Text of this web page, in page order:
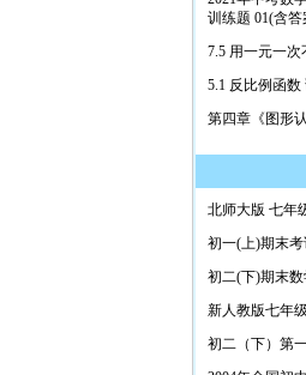
训练题 01(含答
7.5 用一元一
5.1 反比例函数
第四章《图形
北师大版 七年
初一(上)期末
初二(下)期末
新人教版七年
初二（下）第